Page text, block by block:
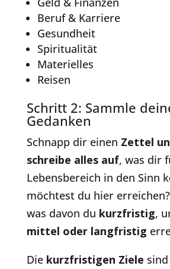
Beruf & Karriere
Gesundheit
Spiritualität
Materielles
Reisen
Schritt 2: Sammle
Gedanken
Schnapp dir einen Zettel
schreibe alles auf, was dir
Lebensbereich in den Sinn
möchtest du hier
was davon du kurzfristig,
mittel oder langfristig
Die kurzfristigen Ziele